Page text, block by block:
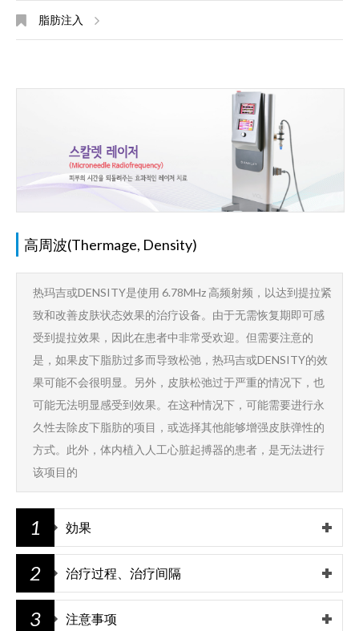
脂肪注入
高周波(Thermage, Density)
热玛吉或DENSITY是使用 6.78MHz 高频射频，以达到提拉紧
致和改善皮肤状态效果的治疗设备。由于无需恢复期即可感
受到提拉效果，因此在患者中非常受欢迎。但需要注意的
是，如果皮下脂肪过多而导致松弛，热玛吉或DENSITY的效
果可能不会很明显。另外，皮肤松弛过于严重的情况下，也
可能无法明显感受到效果。在这种情况下，可能需要进行永
久性去除皮下脂肪的项目，或选择其他能够增强皮肤弹性的
方式。此外，体内植入人工心脏起搏器的患者，是无法进行
该项目的
1 効果
2 治疗过程、治疗间隔
3 注意事项